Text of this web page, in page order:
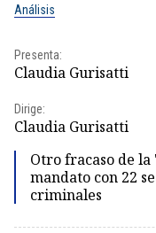
Análisis
Presenta:
Claudia Gurisatti
Dirige:
Claudia Gurisatti
Otro fracaso de la
mandato con 22
criminales